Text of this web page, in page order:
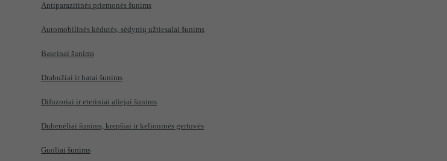
Antiparazitinės priemonės šunims
Automobilinės kėdutės, sėdynių užtiesalai šunims
Baseinai šunims
Drabužiai ir batai šunims
Difuzoriai ir eteriniai aliejai šunims
Dubenėliai šunims, krepšiai ir kelioninės gertuvės
Guoliai šunims